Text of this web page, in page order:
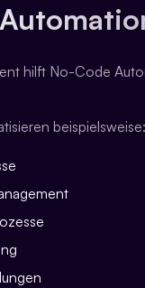
hilft No-Code
beispielsweise: